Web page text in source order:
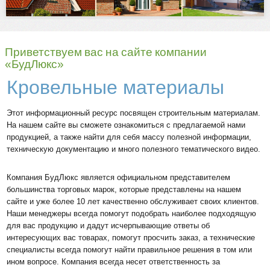
Приветствуем вас на сайте компании
«БудЛюкс»
Кровельные материалы
Этот информационный ресурс посвящен строительным материалам.
На нашем сайте вы сможете ознакомиться с предлагаемой нами
продукцией, а также найти для себя массу полезной информации,
техническую документацию и много полезного тематического видео.
Компания БудЛюкс является официальном представителем
большинства торговых марок, которые представлены на нашем
сайте и уже более 10 лет качественно обслуживает своих клиентов.
Наши менеджеры всегда помогут подобрать наиболее подходящую
для вас продукцию и дадут исчерпывающие ответы об
интересующих вас товарах, помогут просчить заказ, а технические
специалисты всегда помогут найти правильное решения в том или
ином вопросе. Компания всегда несет ответственность за